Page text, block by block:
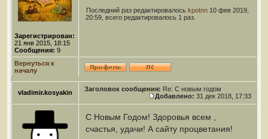
Зарегистрирован:
21 янв 2015, 18:15
Сообщения: 9
Последний раз редактировалось kpotnn 10 фев 2019,
20:59, всего редактировалось 1 раз.
Вернуться к
началу
vladimir.kosyakin Заголовок сообщения: Re: С новым годом
Добавлено: 31 дек 2018, 17:33
С Новым Годом! Здоровья всем ,
счастья, удачи! А сайту процветания!